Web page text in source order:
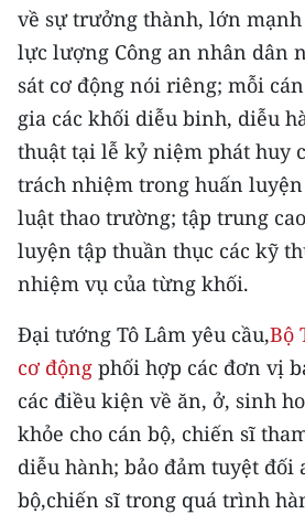
NHÂN DÂN HẰNG THÁNG
MUA BÁO
ĐỌC BÁO IN
ENGLISH
中文
РУССКИЙ
ESPAÑOL
한국어
về sự trưởng thành, lớn
lực lượng Công an nhân dân
sát cơ động nói riêng; mỗi
gia các khối diễu binh, diễu
thuật tại lễ kỷ niệm phát huy
trách nhiệm trong huấn
luật thao trường; tập trung
luyện tập thuần thục các kỹ
nhiệm vụ của từng khối.
Đại tướng Tô Lâm yêu cầu,Bộ
cơ động phối hợp các đơn vị
các điều kiện về ăn, ở, sinh
khỏe cho cán bộ, chiến sĩ
diễu hành; bảo đảm tuyệt đối
bộ,chiến sĩ trong quá trình